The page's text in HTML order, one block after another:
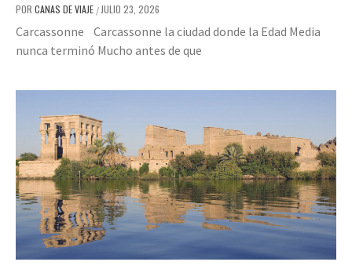
POR CANAS DE VIAJE /JULIO 23, 2026
Carcassonne Carcassonne la ciudad donde la Edad Media
nunca terminó Mucho antes de que